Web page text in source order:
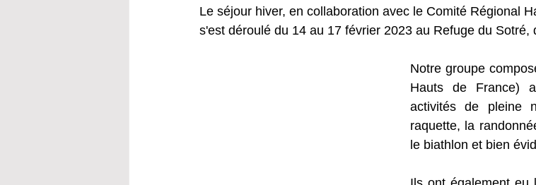
Le séjour hiver, en collaboration avec le Comité Régional
s'est déroulé du 14 au 17 février 2023 au Refuge du Sotré,
Notre groupe
Hauts de France)
activités de pleine
raquette, la
le biathlon et bien